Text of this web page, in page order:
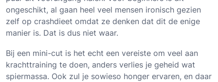
ongeschikt, al gaan heel veel mensen ironisch gezien
zelf op crashdieet omdat ze denken dat dit de enige
manier is. Dat is dus niet waar.
Bij een mini-cut is het echt een vereiste om veel aan
krachttraining te doen, anders verlies je geheid wat
spiermassa. Ook zul je sowieso honger ervaren, en daar